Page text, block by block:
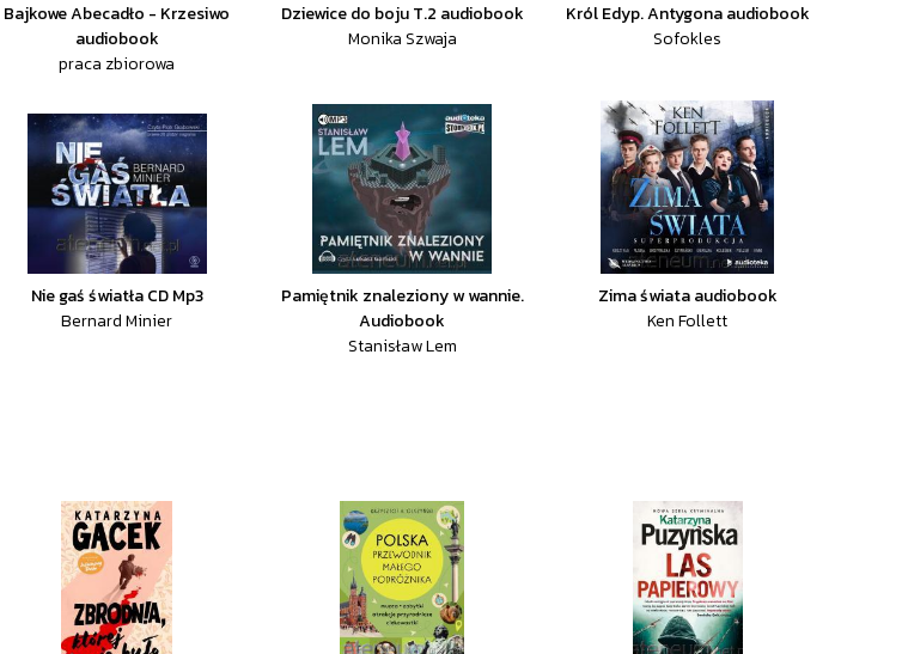
Bajkowe Abecadło - Krzesiwo
audiobook
praca zbiorowa
Dziewice do boju T.2 audiobook
Monika Szwaja
Król Edyp. Antygona audiobook
Sofokles
Nie gaś światła CD Mp3
Bernard Minier
Pamiętnik znaleziony w wannie.
Audiobook
Stanisław Lem
Zima świata audiobook
Ken Follett